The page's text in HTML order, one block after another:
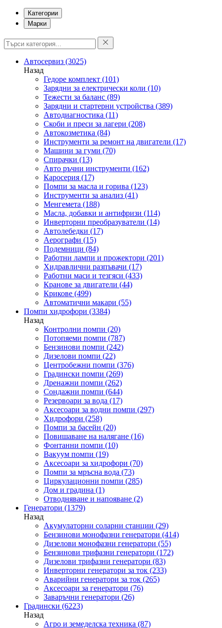
Категории
Марки
Автосервиз (3025)
Назад
Гедоре комплект (101)
Зарядни за електрически коли (10)
Тежести за баланс (89)
Зарядни и стартерни устройства (389)
Автодиагностика (11)
Скоби и преси за лагери (208)
Автокозметика (84)
Инструменти за ремонт на двигатели (17)
Машини за гуми (70)
Спирачки (13)
Авто ръчни инструменти (162)
Каросерия (17)
Помпи за масла и горива (123)
Инструменти за анализ (41)
Менгемета (188)
Масла, добавки и антифризи (114)
Инверторни преобразуватели (14)
Автолебедки (17)
Аерографи (15)
Подемници (84)
Работни лампи и прожектори (201)
Хидравлични разпъвачи (17)
Работни маси и тезгяси (433)
Кранове за двигатели (44)
Крикове (499)
Автоматични макари (55)
Помпи хидрофори (3384)
Назад
Контролни помпи (20)
Потопяеми помпи (787)
Бензинови помпи (242)
Дизелови помпи (22)
Центробежни помпи (376)
Градински помпи (269)
Дренажни помпи (262)
Сондажни помпи (644)
Резервоари за вода (17)
Аксесоари за водни помпи (297)
Хидрофори (258)
Помпи за басейн (20)
Повишаване на налягане (16)
Фонтанни помпи (10)
Вакуум помпи (19)
Аксесоари за хидрофори (70)
Помпи за мръсна вода (73)
Циркулационни помпи (285)
Дом и градина (1)
Отводняване и напояване (2)
Генератори (1379)
Назад
Акумулаторни соларни станции (29)
Бензинови монофазни генератори (414)
Дизелови монофазни генератори (55)
Бензинови трифазни генератори (172)
Дизелови трифазни генератори (83)
Инверторни генератори за ток (233)
Аварийни генератори за ток (265)
Аксесоари за генератори (76)
Заваръчни генератори (26)
Градински (6223)
Назад
Агро и земеделска техника (87)